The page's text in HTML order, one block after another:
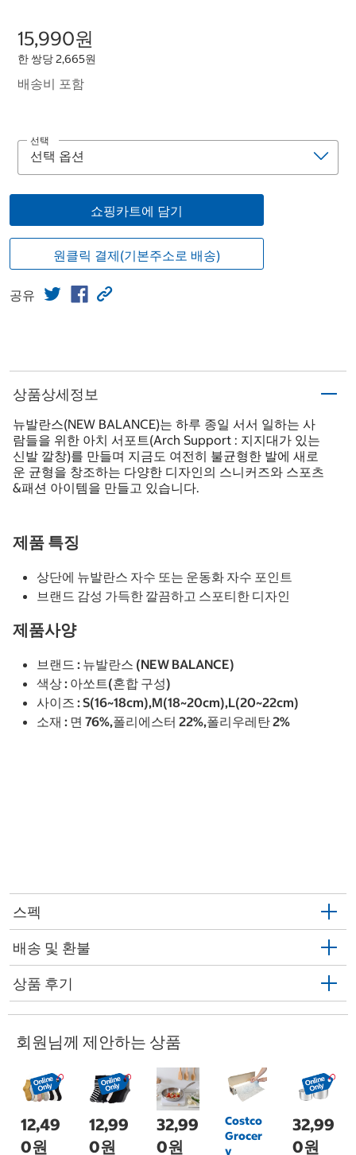
15,990원
한 쌍당 2,665원
배송비 포함
선택
쇼핑카트에 담기
원클릭 결제(기본주소로 배송)
공유
상품상세정보
뉴발란스(NEW BALANCE)는 하루 종일 서서 일하는 사
람들을 위한 아치 서포트(Arch Support : 지지대가 있는
신발 깔창)를 만들며 지금도 여전히 불균형한 발에 새로
운 균형을 창조하는 다양한 디자인의 스니커즈와 스포츠
&패션 아이템을 만들고 있습니다.
제품 특징
상단에 뉴발란스 자수 또는 운동화 자수 포인트
브랜드 감성 가득한 깔끔하고 스포티한 디자인
제품사양
브랜드 : 뉴발란스 (NEW BALANCE)
색상 : 아쏘트(혼합 구성)
사이즈 : S(16~18cm),M(18~20cm),L(20~22cm)
소재 : 면 76%,폴리에스터 22%,폴리우레탄 2%
스펙
배송 및 환불
상품 후기
회원님께 제안하는 상품
12,49
0원
12,99
0원
32,99
0원
Costco
Grocer
y
32,99
0원